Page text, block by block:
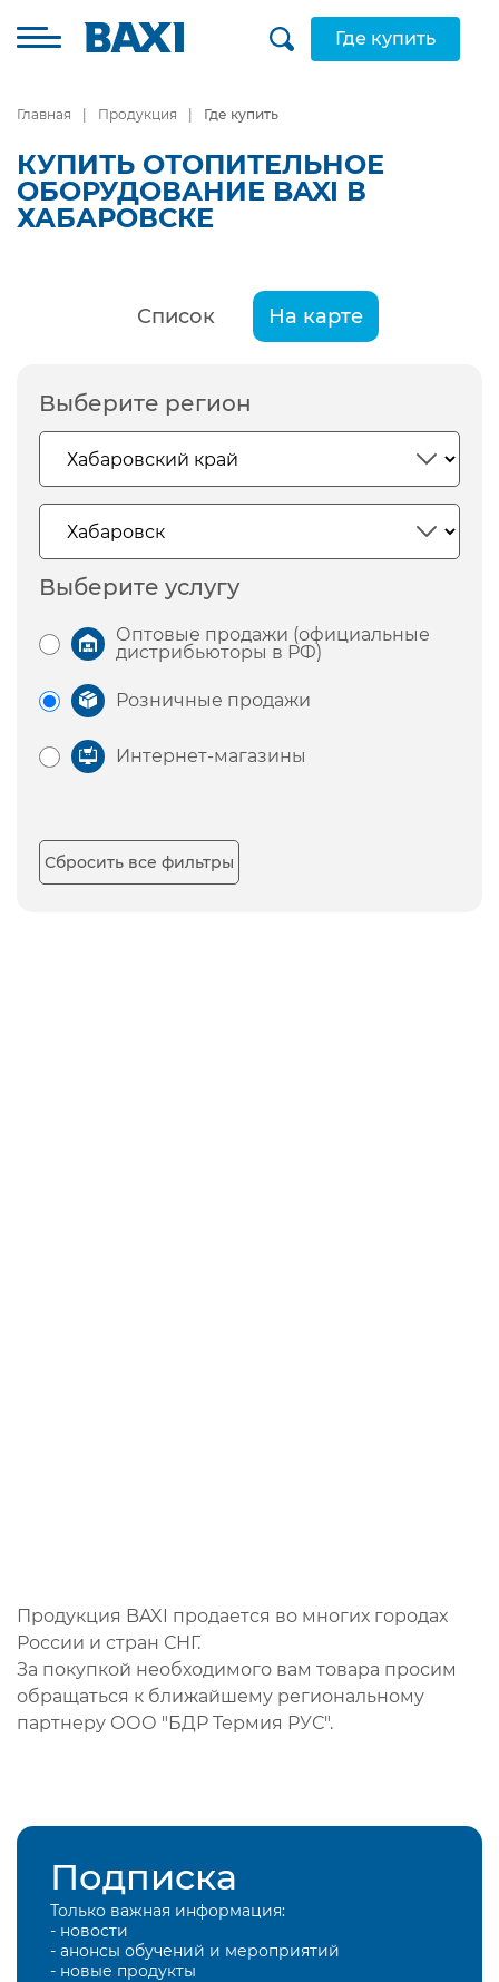
Где купить
Главная Продукция Где купить
КУПИТЬ ОТОПИТЕЛЬНОЕ
ОБОРУДОВАНИЕ BAXI В
ХАБАРОВСКЕ
Список На карте
Выберите регион
Выберите услугу
Оптовые продажи (официальные
дистрибьюторы в РФ)
Розничные продажи
Интернет-магазины
Сбросить все фильтры
Продукция BAXI продается во многих городах
России и стран СНГ.
За покупкой необходимого вам товара просим
обращаться к ближайшему региональному
партнеру ООО "БДР Термия РУС".
Подписка
Только важная информация:
- новости
- анонсы обучений и мероприятий
- новые продукты